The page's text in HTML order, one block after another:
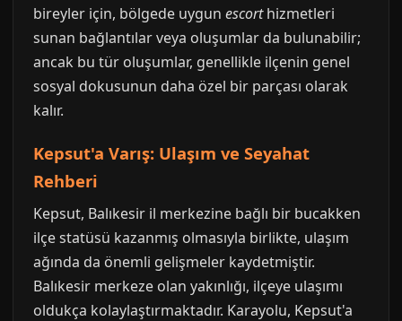
bireyler için, bölgede uygun escorthizmetleri
sunan bağlantılar veya oluşumlar da bulunabilir;
ancak bu tür oluşumlar, genellikle ilçenin genel
sosyal dokusunun daha özel bir parçası olarak
kalır.
Kepsut'a Varış: Ulaşım ve Seyahat
Rehberi
Kepsut, Balıkesir il merkezine bağlı bir bucakken
ilçe statüsü kazanmış olmasıyla birlikte, ulaşım
ağında da önemli gelişmeler kaydetmiştir.
Balıkesir merkeze olan yakınlığı, ilçeye ulaşımı
oldukça kolaylaştırmaktadır. Karayolu, Kepsut'a